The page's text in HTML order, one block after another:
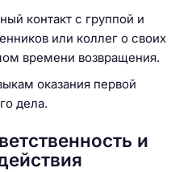
контакт с группой и
или коллег о своих
времени возвращения.
оказания первой
дела.
и